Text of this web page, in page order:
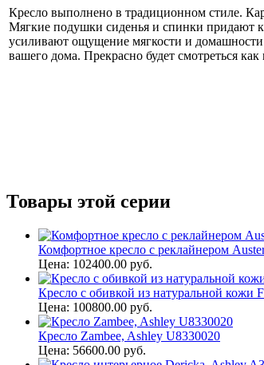
Кресло выполнено в традиционном стиле.
Мягкие подушки сиденья и спинки придают
усиливают ощущение мягкости и
вашего дома. Прекрасно будет смотреться
Товары этой серии
Комфортное кресло с реклайнером
Цена: 102400.00 руб.
Кресло с обивкой из натуральной кожи
Цена: 100800.00 руб.
Кресло Zambee, Ashley U8330020
Цена: 56600.00 руб.